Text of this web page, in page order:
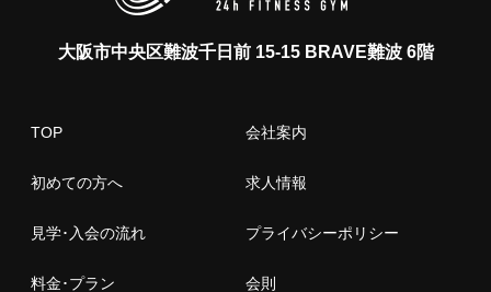
大阪市中央区難波千日前 15-15 BRAVE難波 6階
TOP
初めての方へ
見学･入会の流れ
料金･プラン
会社案内
求人情報
プライバシーポリシー
会則